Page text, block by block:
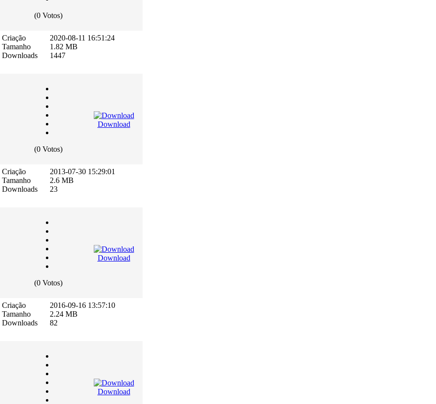
(0 Votos)
Criação
Tamanho
Downloads
2020-08-11 16:51:24
1.82 MB
1447
(0 Votos)
Download
Criação
Tamanho
Downloads
2013-07-30 15:29:01
2.6 MB
23
(0 Votos)
Download
Criação
Tamanho
Downloads
2016-09-16 13:57:10
2.24 MB
82
Download